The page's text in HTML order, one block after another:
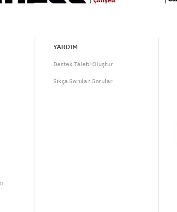
YARDIM
Destek Talebi Oluştur
Sıkça Sorulan Sorular